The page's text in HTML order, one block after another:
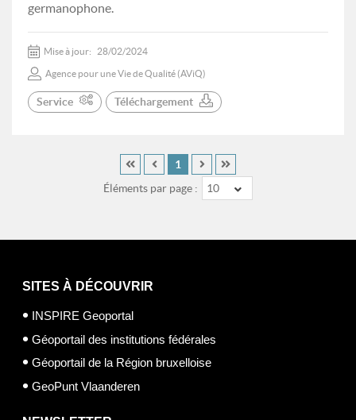
germanophone.
Mise à jour: 28/02/2024
Agence pour une Vie de Qualité (AViQ)
Service Téléchargement
Éléments par page : 10
1
SITES À DÉCOUVRIR
INSPIRE Geoportal
Géoportail des institutions fédérales
Géoportail de la Région bruxelloise
GeoPunt Vlaanderen